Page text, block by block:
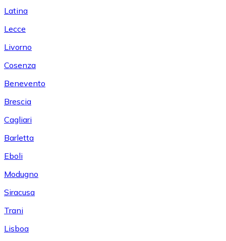
Latina
Lecce
Livorno
Cosenza
Benevento
Brescia
Cagliari
Barletta
Eboli
Modugno
Siracusa
Trani
Lisboa